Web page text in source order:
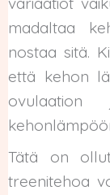
madaltaa
nostaa sitä.
että kehon
ovulaation
Tätä on
treenitehoa